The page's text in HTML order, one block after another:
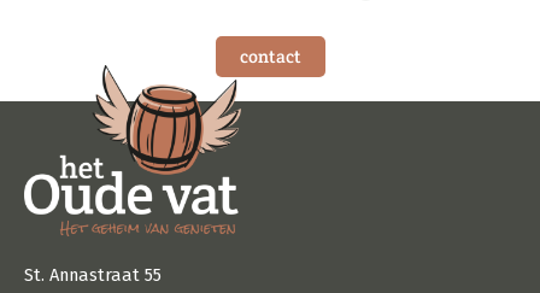
contact
St. Annastraat 55